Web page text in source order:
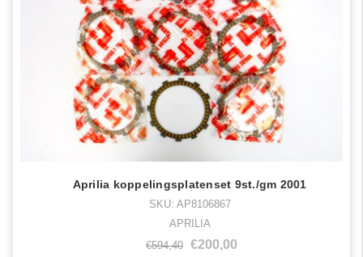
Aprilia koppelingsplatenset 9st./gm 2001
SKU: AP8106867
APRILIA
€594,40 €200,00